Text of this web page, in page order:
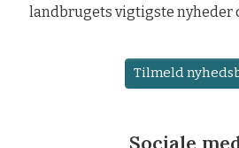
landbrugets vigtigste nyheder
Tilmeld
Sociale